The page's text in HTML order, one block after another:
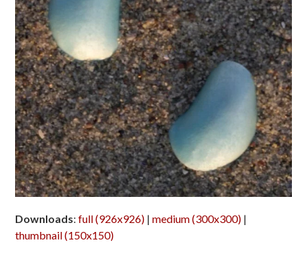
Downloads:full (926x926) |medium (300x300) |
thumbnail (150x150)